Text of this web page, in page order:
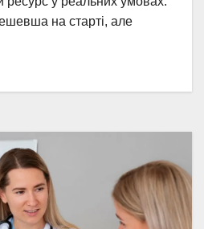
на старті, але